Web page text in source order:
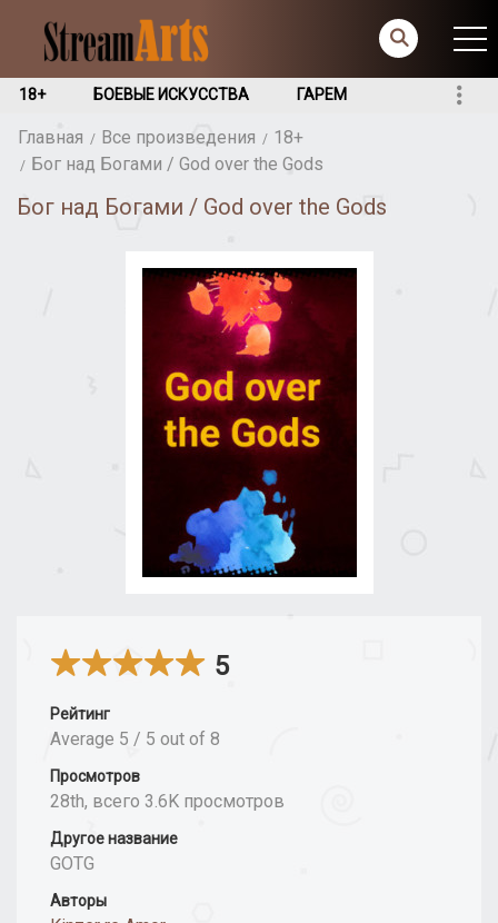
18+ БОЕВЫЕ ИСКУССТВА ГАРЕМ
Главная Все произведения
18+
Бог над Богами / God over the Gods
Бог над Богами / God over the Gods
5
Рейтинг
Average 5 / 5 out of 8
Просмотров
28th, всего 3.6K просмотров
Другое название
GOTG
Авторы